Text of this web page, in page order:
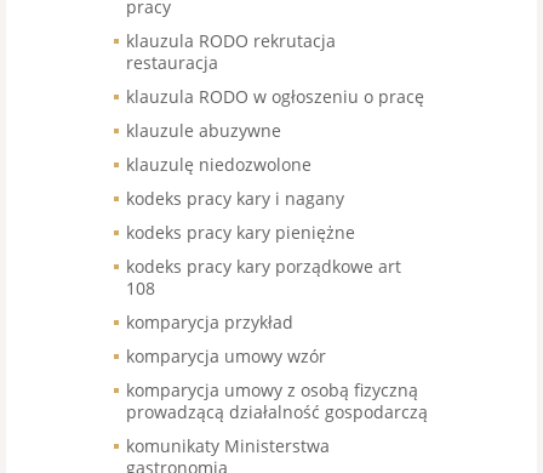
pracy
klauzula RODO rekrutacja
restauracja
klauzula RODO w ogłoszeniu o pracę
klauzule abuzywne
klauzulę niedozwolone
kodeks pracy kary i nagany
kodeks pracy kary pieniężne
kodeks pracy kary porządkowe art
108
komparycja przykład
komparycja umowy wzór
komparycja umowy z osobą fizyczną
prowadzącą działalność gospodarczą
komunikaty Ministerstwa
gastronomia